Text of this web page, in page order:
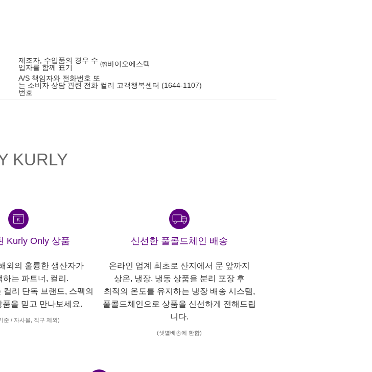
제조자, 수입품의 경우 수
입자를 함께 표기
㈜바이오에스텍
A/S 책임자와 전화번호 또
는 소비자 상담 관련 전화
번호
컬리 고객행복센터 (1644-1107)
KURLY
Kurly Only 상품
외의 훌륭한 생산자가
하는 파트너, 컬리.
컬리 단독 브랜드, 스펙의
품을 믿고 만나보세요.
준 / 자사몰, 직구 제외)
신선한 풀콜드체인 배송
온라인 업계 최초로 산지에서 문 앞까지
상온, 냉장, 냉동 상품을 분리 포장 후
최적의 온도를 유지하는 냉장 배송 시스템,
풀콜드체인으로 상품을 신선하게 전해드립
니다.
(샛별배송에 한함)